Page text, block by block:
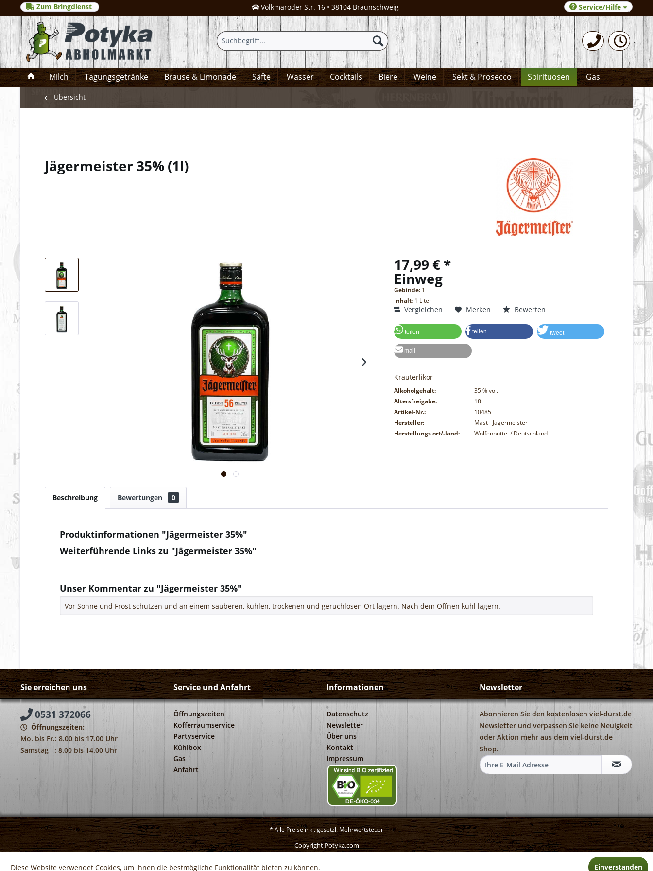
Zum Bringdienst Volkmaroder Str. 16 • 38104 Braunschweig 0531-372066
Service/Hilfe
Milch Tagungsgetränke Brause & Limonade Säfte Wasser Cocktails Biere Weine Sekt & Prosecco Spirituosen Gas
Übersicht
Jägermeister 35% (1l)
17,99 € *
Einweg
Gebinde: 1l
Inhalt: 1 Liter
Vergleichen Merken Bewerten
teilen teilen tweet
mail
Kräuterlikör
Alkoholgehalt: 35% vol.
Altersfreigabe:
18
Artikel-Nr.:
10485
Hersteller:
Mast - Jägermeister
Herstellungs ort/-land:
Wolfenbüttel / Deutschland
Beschreibung Bewertungen 0
Produktinformationen "Jägermeister 35%"
Weiterführende Links zu "Jägermeister 35%"
Unser Kommentar zu "Jägermeister 35%"
Vor Sonne und Frost schützen und an einem sauberen, kühlen, trockenen und geruchlosen Ort lagern. Nach dem Öffnen kühl lagern.
Sie erreichen uns
0531 372066
Öffnungszeiten:
Mo. bis Fr.: 8.00 bis 17.00 Uhr
Samstag : 8.00 bis 14.00 Uhr
Service und Anfahrt
Öffnungszeiten
Kofferraumservice
Partyservice
Kühlbox
Gas
Anfahrt
Informationen
Datenschutz
Newsletter
Über uns
Kontakt
Impressum
Newsletter
Abonnieren Sie den kostenlosen viel-durst.de
Newsletter und verpassen Sie keine Neuigkeit
oder Aktion mehr aus dem viel-durst.de
Shop.
* Alle Preise inkl. gesetzl. Mehrwertsteuer
Copyright Potyka.com
Diese Website verwendet Cookies, um Ihnen die bestmögliche Funktionalität bieten zu können. Einverstanden